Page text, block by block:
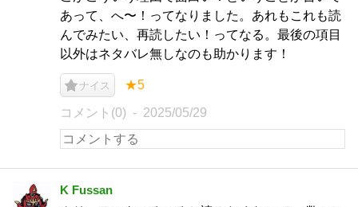
あって、へ〜！ってなりました。あれもこれも読
んでみたい、再読したい！ってなる。最後の項目
以外はネタバレ無しなのも助かります！
ナイス ★5
コメント(0) 2025/05/29
K Fussan